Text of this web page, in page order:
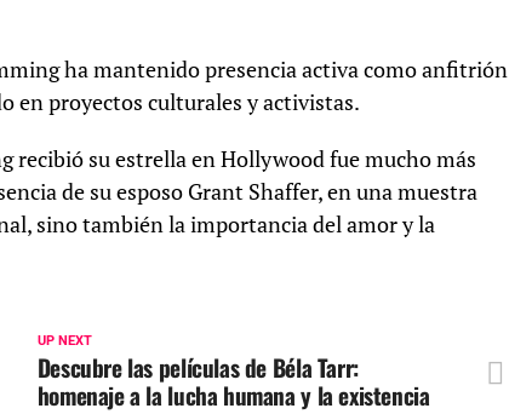
ha mantenido presencia activa como anfitrión
en proyectos culturales y activistas.
recibió su estrella en Hollywood fue mucho más
de su esposo Grant Shaffer, en una muestra
sino también la importancia del amor y la
UP NEXT
Descubre las películas de Béla Tarr:
homenaje a la lucha humana y la existencia